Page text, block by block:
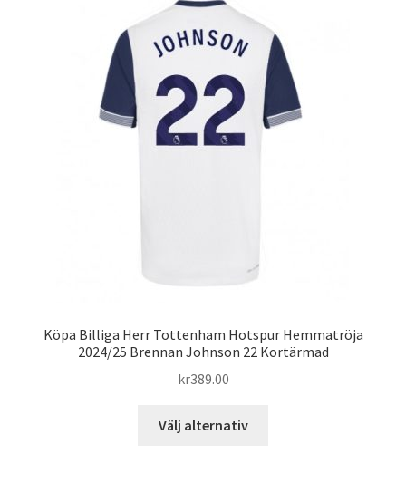
Köpa Billiga Herr Tottenham Hotspur Hemmatröja
2024/25 Brennan Johnson 22 Kortärmad
kr389.00
Välj alternativ